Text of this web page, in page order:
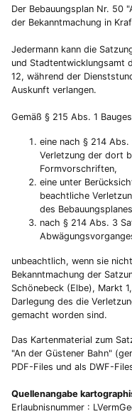
Der Bebauungsplan Nr. 50
der Bekanntmachung in
Jedermann kann die
und Stadtentwicklungsamt
12, während der
Auskunft verlangen.
Gemäß § 215 Abs. 1
eine nach § 214
Verletzung der dort
Formvorschriften,
eine unter
beachtliche
des
nach § 214 Abs. 3
unbeachtlich, wenn sie
Bekanntmachung der
Schönebeck (Elbe), Markt
Darlegung des die
gemacht worden sind.
Das Kartenmaterial zum
"An der Güstener Bahn"
PDF-Files und als DWF-
Quellenangabe
Erlaubnisnummer :